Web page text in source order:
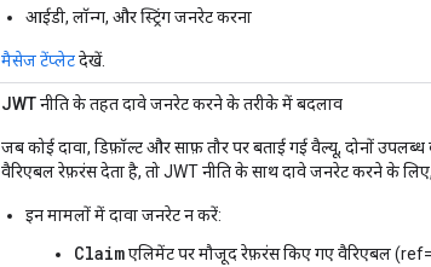
आईडी, लॉन्ग, और स्ट्रिंग जनरेट करना
मैसेज टेंप्लेटदेखें.
JWT नीति के तहत दावे जनरेट करने के तरीके में बदलाव
जब कोई दावा, डिफ़ॉल्ट और साफ़ तौर पर बताई गई वैल्यू, दोनों
वैरिएबल रेफ़रंस देता है, तो JWT नीति के साथ दावे जनरेट करने के
इन मामलों में दावा जनरेट न करें:
Claimएलिमेंट पर मौजूद रेफ़रंस किए गए वैरिएबल